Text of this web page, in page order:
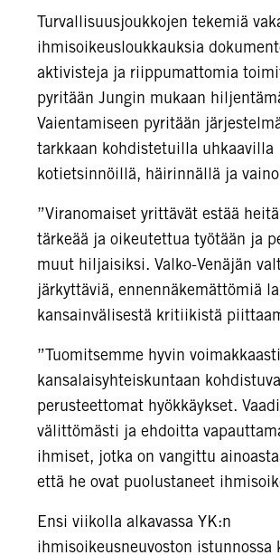
Turvallisuusjoukkojen tekemiä
ihmisoikeusloukkauksia
aktivisteja ja riippumattomia
pyritään Jungin mukaan
Vaientamiseen pyritään
tarkkaan kohdistetuilla uhkaavilla
kotietsinnöillä, häirinnällä ja
”Viranomaiset yrittävät estää
tärkeää ja oikeutettua työtään ja
muut hiljaisiksi. Valko-Venäjän
järkyttäviä, ennennäkemättömiä
kansainvälisestä kritiikistä
”Tuomitsemme hyvin
kansalaisyhteiskuntaan
perusteettomat hyökkäykset.
välittömästi ja ehdoitta
ihmiset, jotka on vangittu
että he ovat puolustaneet
Ensi viikolla alkavassa YK:n
ihmisoikeusneuvoston istunnossa